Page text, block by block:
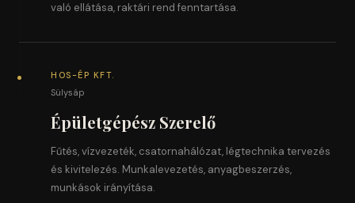
való ellátása, raktári rend fenntartása.
HOS-ÉP KFT.
Sülysáp
Épületgépész Szerelő
Fűtés, vízvezeték, csatornahálózat, légtechnika tervezés
és kivitelezés. Munkalevezetés, anyagbeszerzés,
munkások irányítása.